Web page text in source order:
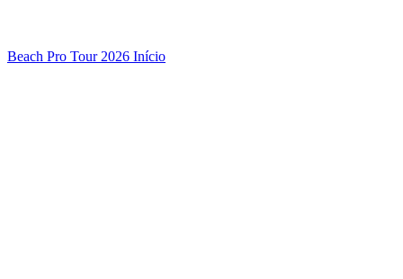
Beach Pro Tour 2026 Início